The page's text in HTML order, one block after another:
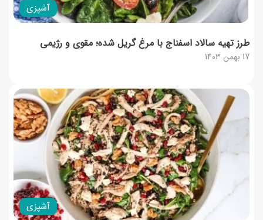
آشپزی
17 بهمن 1403
طرز تهیه سالاد اسفناج با مرغ گریل شده؛ مقوی و رژیمی
آشپزی